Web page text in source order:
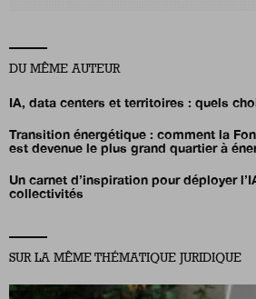
DU MÊME AUTEUR
IA, data centers et territoires : quels
Transition énergétique : comment la
est devenue le plus grand quartier à
Un carnet d’inspiration pour déployer
collectivités
SUR LA MÊME THÉMATIQUE JURIDIQUE